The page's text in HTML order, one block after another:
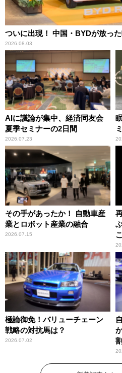
ついに出現！ 中国・BYDが放っ
2026.08.03
AIに議論が集中、経済同友会
夏季セミナーの2日間
2026.07.23
その手があったか！ 自動車産
業とロボット産業の融合
2026.07.15
極論御免！バリューチェーン
戦略の対抗馬は？
2026.07.02